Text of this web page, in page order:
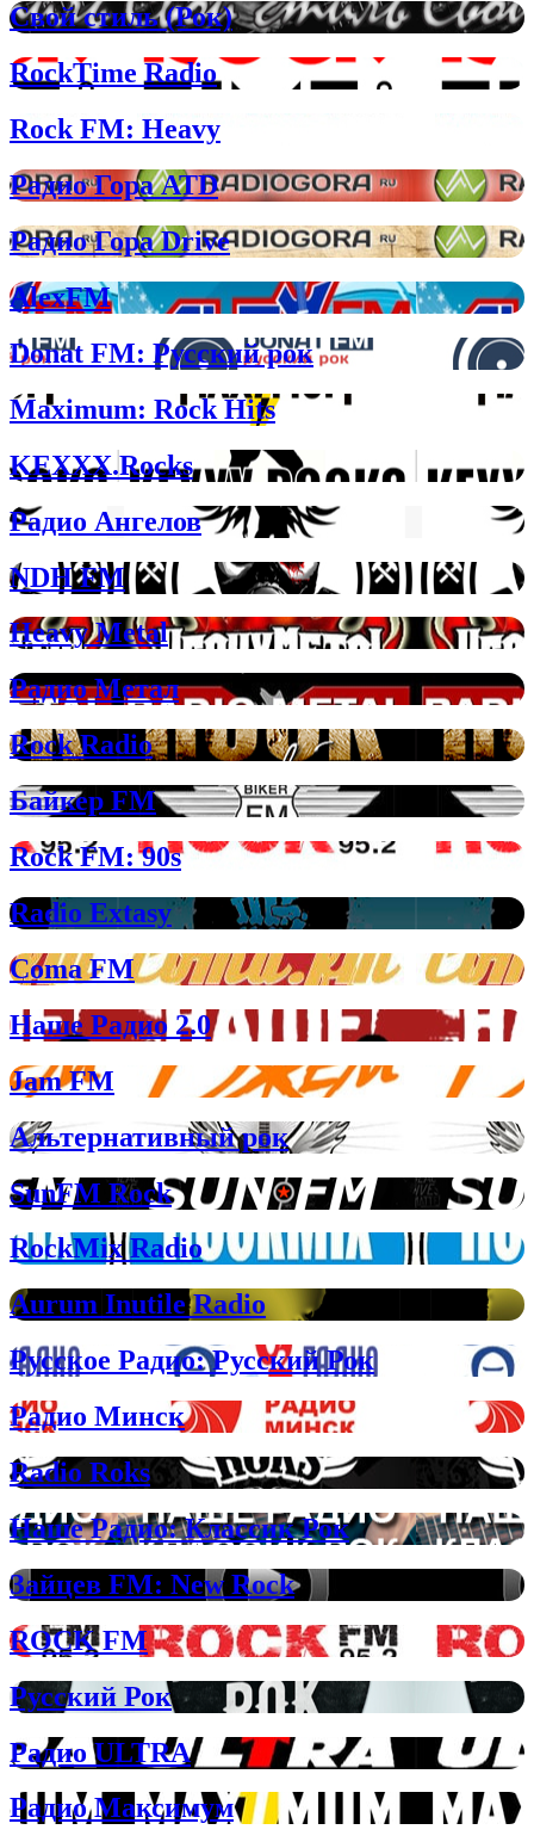
Свой стиль (Рок)
RockTime Radio
Rock FM: Heavy
Радио Гора ATD
Радио Гора Drive
AlexFM
Donat FM: Русский рок
Maximum: Rock Hits
KEXXX.Rocks
Радио Ангелов
NDH FM
Heavy Metal
Радио Метал
Rock Radio
Байкер FM
Rock FM: 90s
Radio Extasy
Coma FM
Наше Радио 2.0
Jam FM
Альтернативный рок
SunFM Rock
RockMix Radio
Aurum Inutile Radio
Русское Радио: Русский Рок
Радио Минск
Radio Roks
Наше Радио: Классик Рок
Зайцев FM: New Rock
ROCK FM
Русский Рок
Радио ULTRA
Радио Максимум